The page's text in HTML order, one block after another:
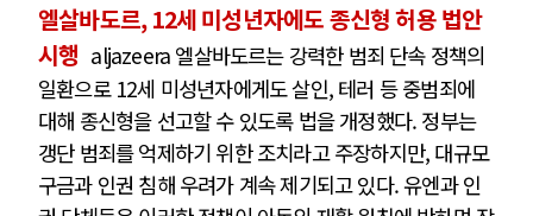
엘살바도르, 12세 미성년자에도 종신형 허용 법안
시행 aljazeera 엘살바도르는 강력한 범죄 단속 정책의
일환으로 12세 미성년자에게도 살인, 테러 등 중범죄에
대해 종신형을 선고할 수 있도록 법을 개정했다. 정부는
갱단 범죄를 억제하기 위한 조치라고 주장하지만, 대규모
구금과 인권 침해 우려가 계속 제기되고 있다. 유엔과 인